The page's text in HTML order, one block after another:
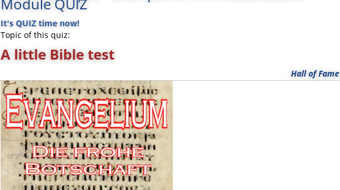
It's QUIZ time now!
Topic of this quiz:
A little Bible test
Hall of Fame